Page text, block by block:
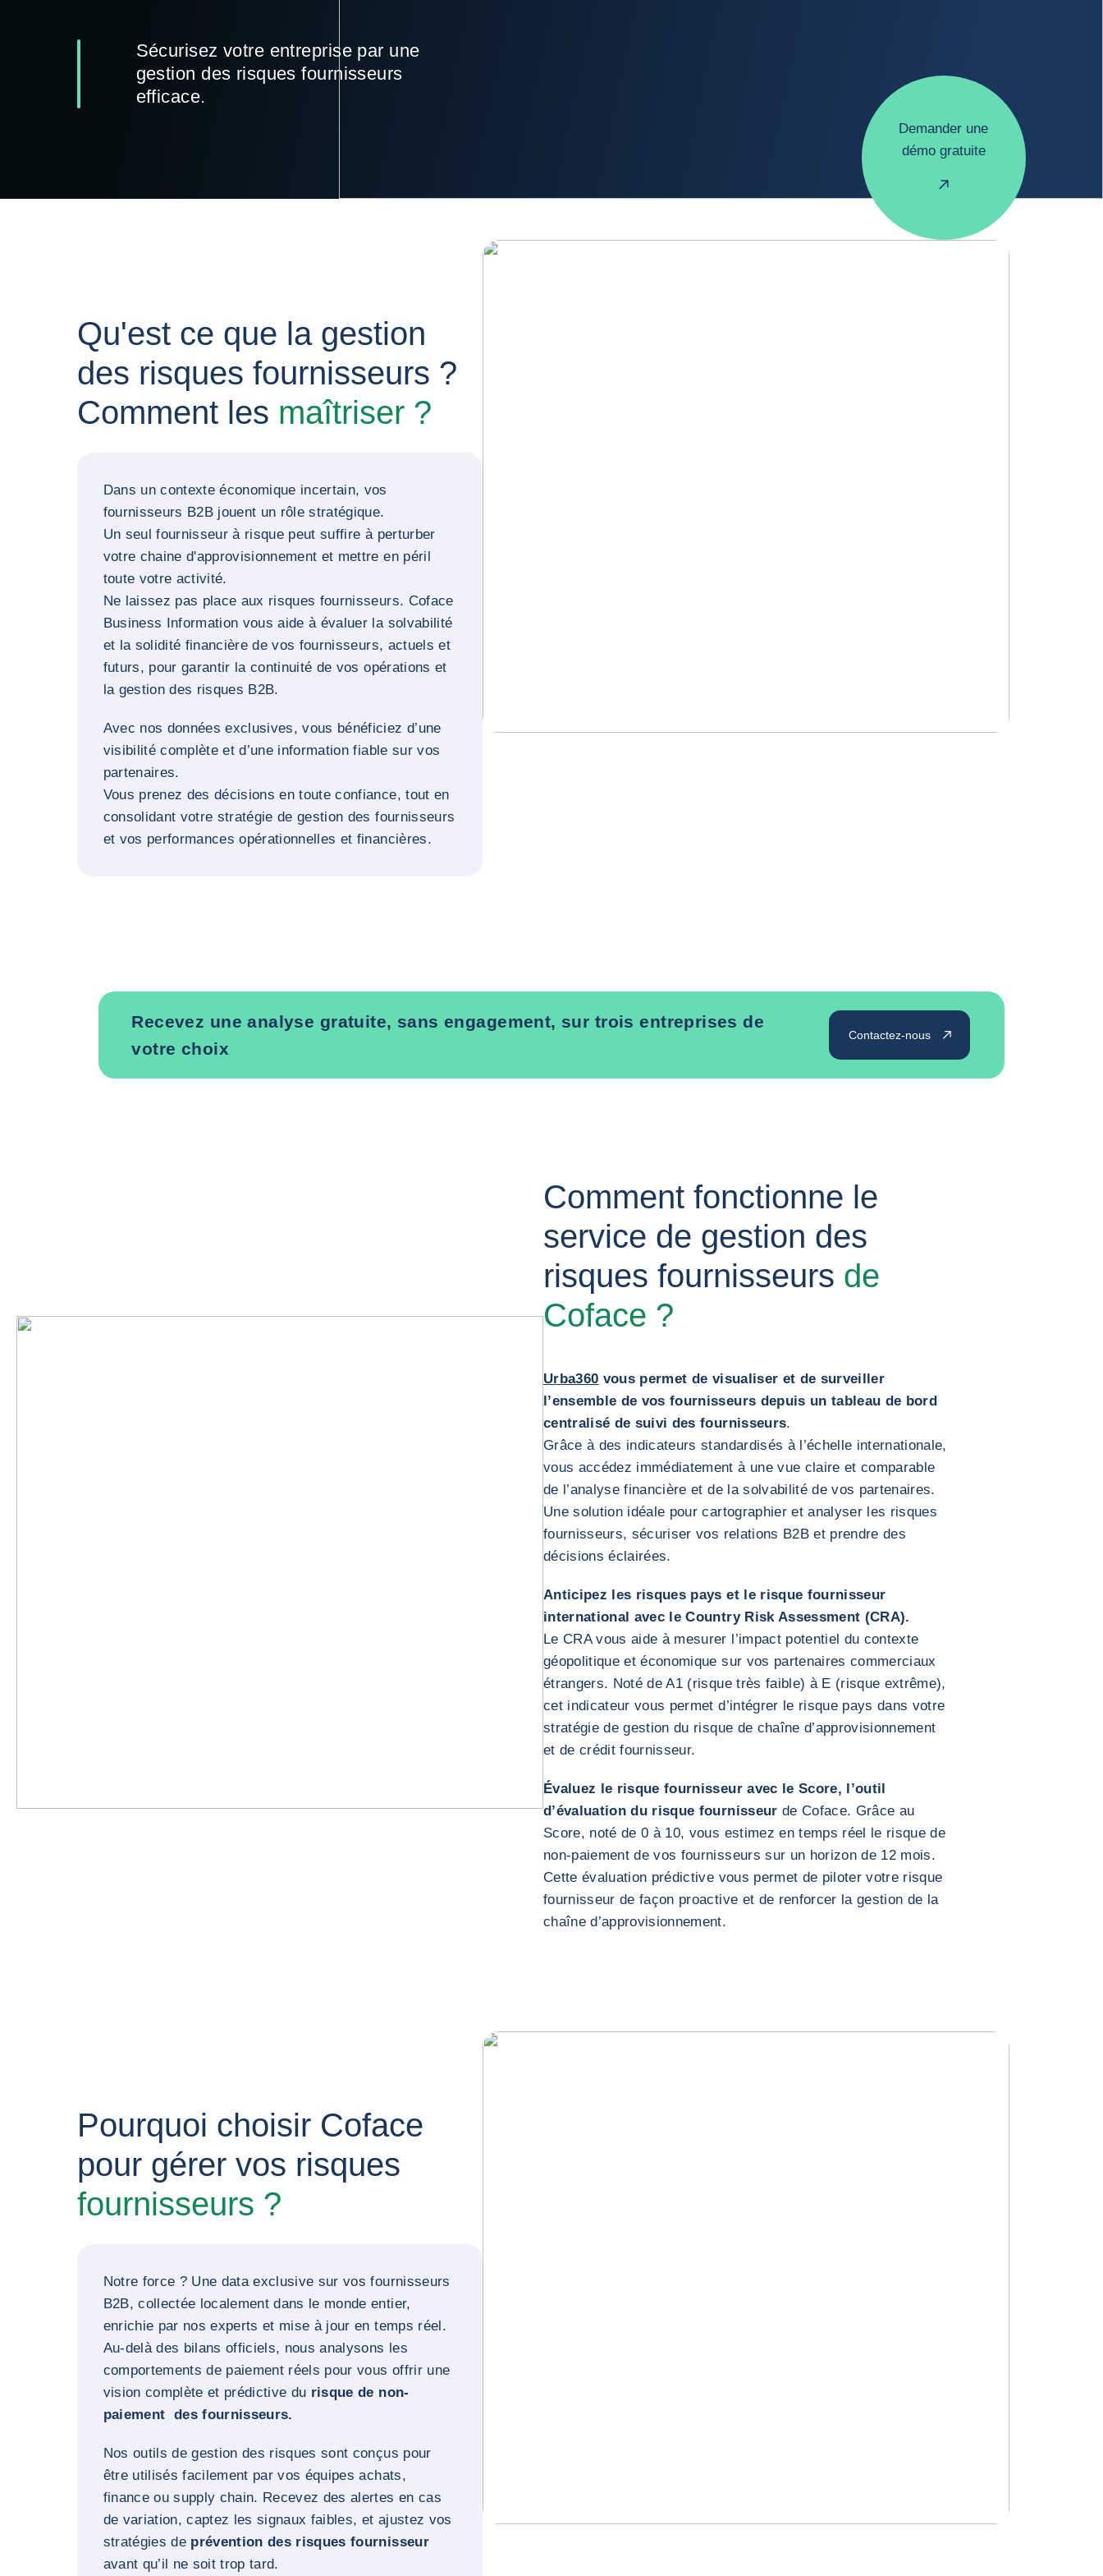
Sécurisez votre entreprise par une
gestion des risques fournisseurs
efficace.
Demander une
démo gratuite
Qu'est ce que la gestion
des risques fournisseurs ?
Comment les maîtriser ?
Dans un contexte économique incertain, vos
fournisseurs B2B jouent un rôle stratégique.
Un seul fournisseur à risque peut suffire à perturber
votre chaine d'approvisionnement et mettre en péril
toute votre activité.
Ne laissez pas place aux risques fournisseurs. Coface
Business Information vous aide à évaluer la solvabilité
et la solidité financière de vos fournisseurs, actuels et
futurs, pour garantir la continuité de vos opérations et
la gestion des risques B2B.
Avec nos données exclusives, vous bénéficiez d’une
visibilité complète et d’une information fiable sur vos
partenaires.
Vous prenez des décisions en toute confiance, tout en
consolidant votre stratégie de gestion des fournisseurs
et vos performances opérationnelles et financières.
Recevez une analyse gratuite, sans engagement, sur trois entreprises de
votre choix
Contactez-nous
Comment fonctionne le
service de gestion des
risques fournisseurs de
Coface ?
Urba360 vous permet de visualiser et de surveiller
l’ensemble de vos fournisseurs depuis un tableau de bord
centralisé de suivi des fournisseurs.
Grâce à des indicateurs standardisés à l’échelle internationale,
vous accédez immédiatement à une vue claire et comparable
de l’analyse financière et de la solvabilité de vos partenaires.
Une solution idéale pour cartographier et analyser les risques
fournisseurs, sécuriser vos relations B2B et prendre des
décisions éclairées.
Anticipez les risques pays et le risque fournisseur
international avec le Country Risk Assessment (CRA).
Le CRA vous aide à mesurer l’impact potentiel du contexte
géopolitique et économique sur vos partenaires commerciaux
étrangers. Noté de A1 (risque très faible) à E (risque extrême),
cet indicateur vous permet d’intégrer le risque pays dans votre
stratégie de gestion du risque de chaîne d’approvisionnement
et de crédit fournisseur.
Évaluez le risque fournisseur avec le Score, l’outil
d’évaluation du risque fournisseur de Coface. Grâce au
Score, noté de 0 à 10, vous estimez en temps réel le risque de
non-paiement de vos fournisseurs sur un horizon de 12 mois.
Cette évaluation prédictive vous permet de piloter votre risque
fournisseur de façon proactive et de renforcer la gestion de la
chaîne d’approvisionnement.
Pourquoi choisir Coface
pour gérer vos risques
fournisseurs ?
Notre force ? Une data exclusive sur vos fournisseurs
B2B, collectée localement dans le monde entier,
enrichie par nos experts et mise à jour en temps réel.
Au-delà des bilans officiels, nous analysons les
comportements de paiement réels pour vous offrir une
vision complète et prédictive du risque de non-
paiement des fournisseurs.
Nos outils de gestion des risques sont conçus pour
être utilisés facilement par vos équipes achats,
finance ou supply chain. Recevez des alertes en cas
de variation, captez les signaux faibles, et ajustez vos
stratégies deprévention des risques fournisseur
avant qu’il ne soit trop tard.